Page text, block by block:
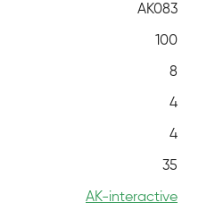
AK083
100
8
4
4
35
AK-interactive